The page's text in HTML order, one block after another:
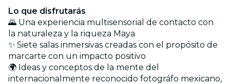
Lo que disfrutarás
🌄 Una experiencia multisensorial de contacto con
la naturaleza y la riqueza Maya
✨ Siete salas inmersivas creadas con el propósito de
marcarte con un impacto positivo
🌍 Ideas y conceptos de la mente del
internacionalmente reconocido fotográfo mexicano,